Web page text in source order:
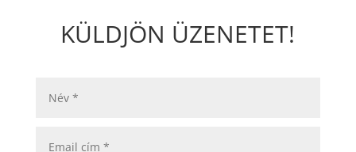
KÜLDJÖN ÜZENETET!